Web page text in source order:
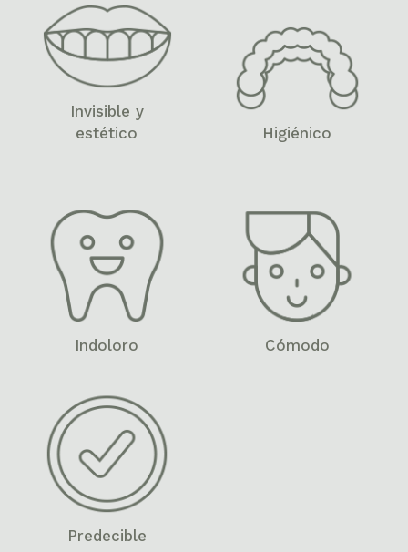
Invisible y
estético
Higiénico
Indoloro Cómodo
Predecible